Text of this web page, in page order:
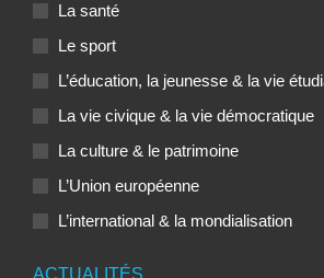
La santé
Le sport
L’éducation, la jeunesse & la vie
La vie civique & la vie démocratique
La culture & le patrimoine
L’Union européenne
L’international & la mondialisation
ACTUALITÉS